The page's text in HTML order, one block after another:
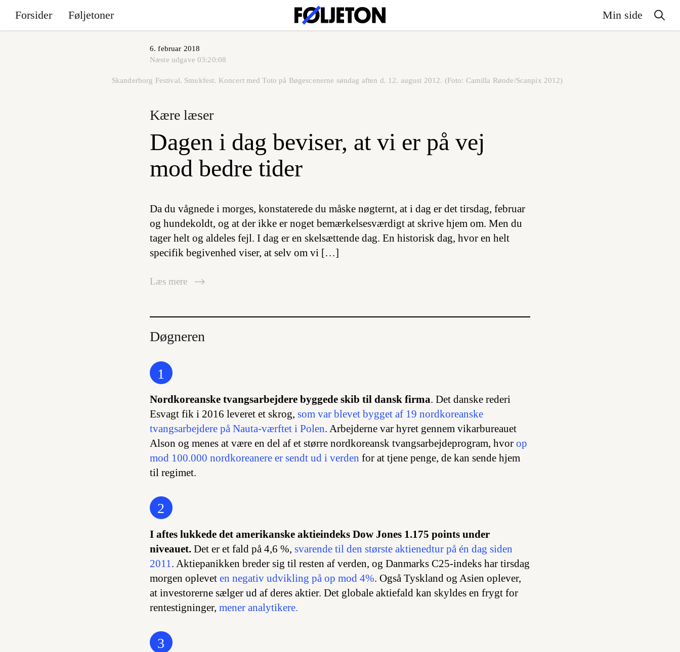
Forsider Føljetoner Min side
6. februar 2018
Næste udgave 03:20:08
Skanderborg Festival. Smukfest. Koncert med Toto på Bøgescenerne søndag aften d. 12. august 2012. (Foto: Camilla Rønde/Scanpix 2012)
Kære læser
Dagen i dag beviser, at vi er på vej
mod bedre tider
Da du vågnede i morges, konstaterede du måske nøgternt, at i dag er det tirsdag, februar
og hundekoldt, og at der ikke er noget bemærkelsesværdigt at skrive hjem om. Men du
tager helt og aldeles fejl. I dag er en skelsættende dag. En historisk dag, hvor en helt
specifik begivenhed viser, at selv om vi […]
Læs mere
Døgneren
1
Nordkoreanske tvangsarbejdere byggede skib til dansk firma. Det danske rederi
Esvagt fik i 2016 leveret et skrog, som var blevet bygget af 19 nordkoreanske
tvangsarbejdere på Nauta-værftet i Polen. Arbejderne var hyret gennem vikarbureauet
Alson og menes at være en del af et større nordkoreansk tvangsarbejdeprogram, hvor op
mod 100.000 nordkoreanere er sendt ud i verden for at tjene penge, de kan sende hjem
til regimet.
2
I aftes lukkede det amerikanske aktieindeks Dow Jones 1.175 points under
niveauet. Det er et fald på 4,6 %, svarende til den største aktienedtur på én dag siden
2011 . Aktiepanikken breder sig til resten af verden, og Danmarks C25-indeks har tirsdag
morgen oplevet en negativ udvikling på op mod 4%. Også Tyskland og Asien oplever,
at investorerne sælger ud af deres aktier. Det globale aktiefald kan skyldes en frygt for
rentestigninger, mener analytikere.
3